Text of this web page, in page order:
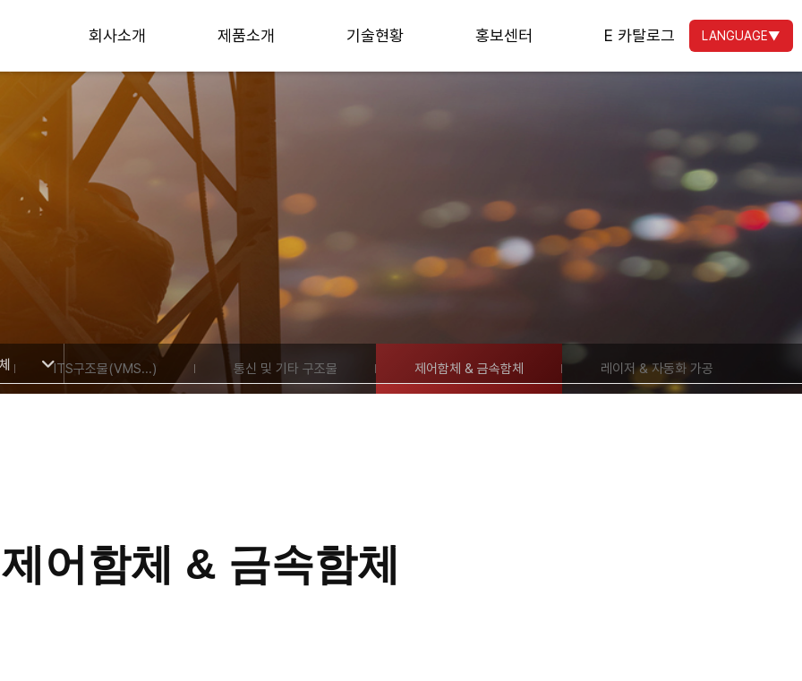
회사소개 제품소개 기술현황 홍보센터 E 카탈로그 LANGUAGE▼
ITS구조물(VMS...) 통신 및 기타 구조물 제어함체 & 금속함체 레이저 & 자동화 가공
제어함체 & 금속함체